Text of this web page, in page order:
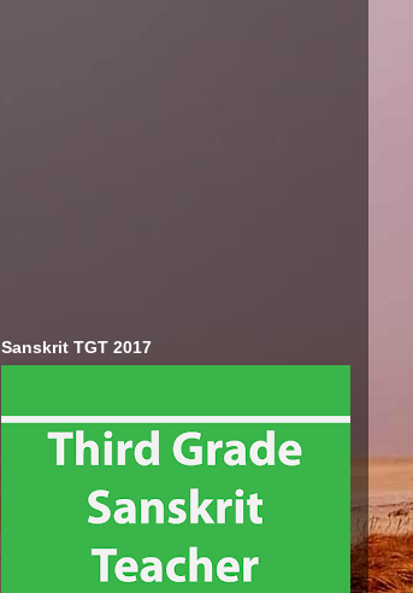
Sanskrit TGT 2017